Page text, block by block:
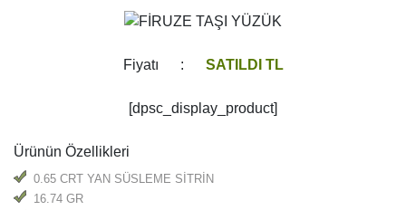
Fiyatı : SATILDI TL
[dpsc_display_product]
Ürünün Özellikleri
0.65 CRT YAN SÜSLEME SİTRİN
16.74 GR